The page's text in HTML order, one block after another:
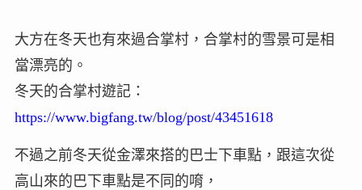
大方在冬天也有來過合掌村，合掌村的雪景可是相
當漂亮的。
冬天的合掌村遊記：
https://www.bigfang.tw/blog/post/43451618
不過之前冬天從金澤來搭的巴士下車點，跟這次從
高山來的巴下車點是不同的唷，